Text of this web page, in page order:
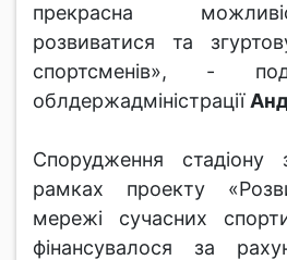
прекрасна
розвиватися та
спортсменів», -
облдержадміністрації
Спорудження стадіону
рамках проекту
мережі сучасних
фінансувалося за